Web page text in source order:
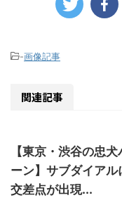
-画像記事
関連記事
【東京・渋谷の忠
ーン】サブダイア
交差点が出現...